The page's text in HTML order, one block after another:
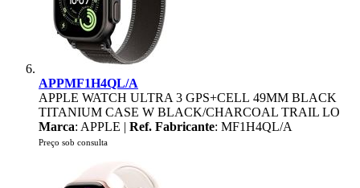
APPMF1H4QL/A
APPLE WATCH ULTRA 3 GPS+CELL 49MM BLACK
TITANIUM CASE W BLACK/CHARCOAL TRAIL LO
Marca: APPLE | Ref. Fabricante: MF1H4QL/A
Preço sob consulta